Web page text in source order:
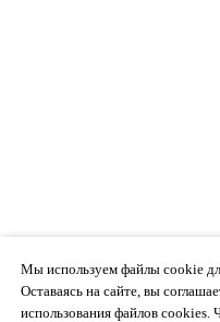
Мы используем файлы cookie
Оставаясь на сайте, вы
использования файлов cookies.